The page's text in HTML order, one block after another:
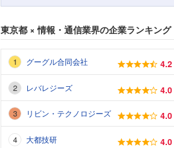
東京都 ×情報・通信業界の企業ランキング
グーグル合同会社 4.2
レバレジーズ 4.0
リビン・テクノロジーズ 4.0
大都技研 4.0